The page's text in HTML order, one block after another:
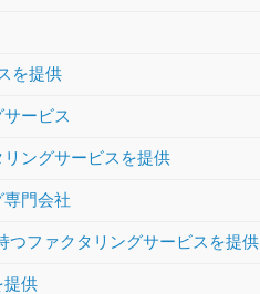
を提供
ービス
ングサービスを提供
門会社
つファクタリングサービスを提供
提供